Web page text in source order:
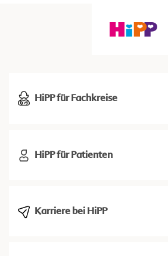
HiPP für Fachkreise
HiPP für Patienten
Karriere bei HiPP